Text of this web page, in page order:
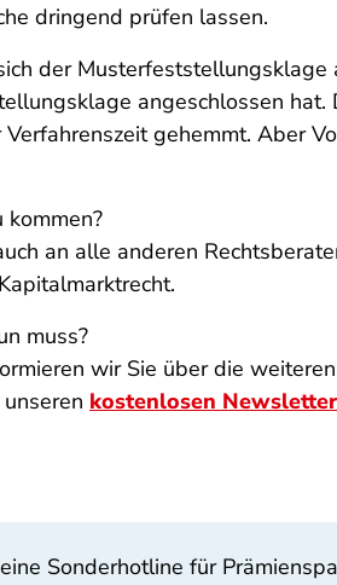
dringend prüfen lassen.
der Musterfeststellungsklage
angeschlossen
gehemmt. Aber
an alle anderen
muss?
wir Sie über die
kostenlosen
Sonderhotline für